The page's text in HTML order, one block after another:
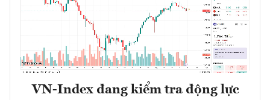
VN-Index đang kiểm tra động lực